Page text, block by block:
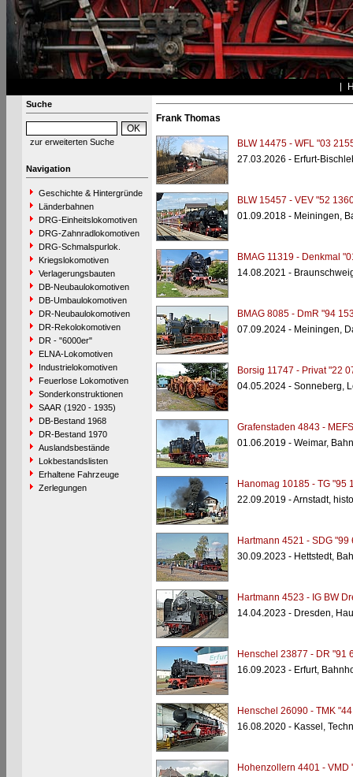
Suche
zur erweiterten Suche
Navigation
Geschichte & Hintergründe
Länderbahnen
DRG-Einheitslokomotiven
DRG-Zahnradlokomotiven
DRG-Schmalspurlok.
Kriegslokomotiven
Verlagerungsbauten
DB-Neubaulokomotiven
DB-Umbaulokomotiven
DR-Neubaulokomotiven
DR-Rekolokomotiven
DR - "6000er"
ELNA-Lokomotiven
Industrielokomotiven
Feuerlose Lokomotiven
Sonderkonstruktionen
SAAR (1920 - 1935)
DB-Bestand 1968
DR-Bestand 1970
Auslandsbestände
Lokbestandslisten
Erhaltene Fahrzeuge
Zerlegungen
Frank Thomas
BLW 14475 - WFL "03
27.03.2026 - Erfurt-
BLW 15457 - VEV "52
01.09.2018 - Meiningen,
BMAG 11319 - Denkmal
14.08.2021 -
BMAG 8085 - DmR "94
07.09.2024 - Meiningen,
Borsig 11747 - Privat "22
04.05.2024 - Sonneberg,
Grafenstaden 4843 -
01.06.2019 - Weimar,
Hanomag 10185 - TG "95
22.09.2019 - Arnstadt,
Hartmann 4521 - SDG "99
30.09.2023 - Hettstedt,
Hartmann 4523 - IG BW
14.04.2023 - Dresden,
Henschel 23877 - DR "91
16.09.2023 - Erfurt,
Henschel 26090 - TMK
16.08.2020 - Kassel,
Hohenzollern 4401 - VMD